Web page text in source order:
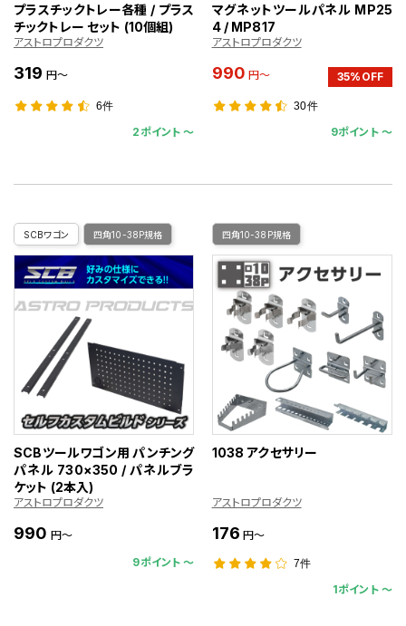
プラスチックトレー各種 / プラス
チックトレー セット (10個組)
アストロプロダクツ
319 円～
6件
2ポイント 〜
マグネットツールパネル MP25
4 / MP817
アストロプロダクツ
990 円～ 35%OFF
30件
9ポイント 〜
SCBワゴン 四角10-38P規格
SCBツールワゴン用 パンチング
パネル 730×350 / パネルブラ
ケット (2本入)
アストロプロダクツ
990 円～
9ポイント 〜
四角10-38P規格
1038 アクセサリー
アストロプロダクツ
176 円～
7件
1ポイント 〜